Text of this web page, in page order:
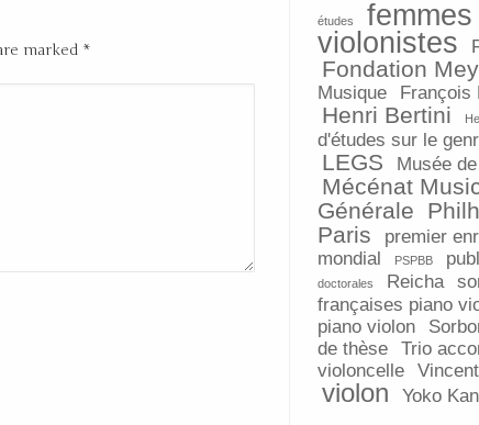
marked *
études
femmes
violonistes
Fondation
Musique
François
Henri Bertini
d'études sur le
LEGS Musée
Mécénat
Générale
Paris
premier
mondial
PSPBB
doctorales
Reicha
françaises piano
piano violon
de thèse
Trio
violoncelle
violon Yoko